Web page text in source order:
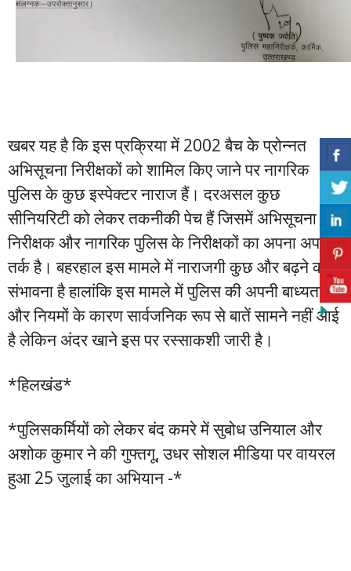
खबर यह है कि इस प्रक्रिया में 2002 बैच के प्रोन्नत
अभिसूचना निरीक्षकों को शामिल किए जाने पर नागरिक
पुलिस के कुछ इस्पेक्टर नाराज हैं। दरअसल कुछ
सीनियरिटी को लेकर तकनीकी पेच हैं जिसमें अभिसूचना
निरीक्षक और नागरिक पुलिस के निरीक्षकों का अपना अपना
तर्क है। बहरहाल इस मामले में नाराजगी कुछ और बढ़ने की
संभावना है हालांकि इस मामले में पुलिस की अपनी बाध्यताओं
और नियमों के कारण सार्वजनिक रूप से बातें सामने नहीं आई
है लेकिन अंदर खाने इस पर रस्साकशी जारी है।
*हिलखंड*
*पुलिसकर्मियों को लेकर बंद कमरे में सुबोध उनियाल और
अशोक कुमार ने की गुफ्तगू, उधर सोशल मीडिया पर वायरल
हुआ 25 जुलाई का अभियान -*